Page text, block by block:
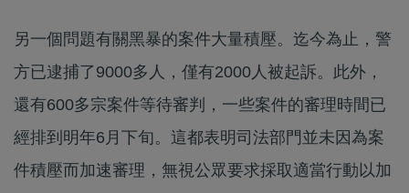
另一個問題有關黑暴的案件大量積壓。迄今為止，警
方已逮捕了9000多人，僅有2000人被起訴。此外，
還有600多宗案件等待審判，一些案件的審理時間已
經排到明年6月下旬。這都表明司法部門並未因為案
件積壓而加速審理，無視公眾要求採取適當行動以加